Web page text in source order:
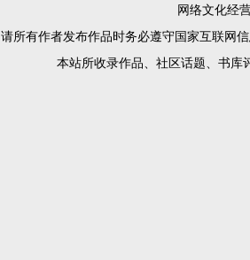
网络文化经
请所有作者发布作品时务必遵守国家互联网
本站所收录作品、社区话题、书库